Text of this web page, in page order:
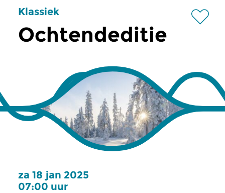
Klassiek
Ochtendeditie
za 18 jan 2025
07:00 uur